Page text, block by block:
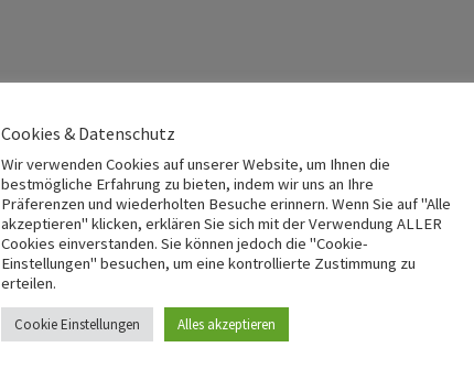
Cookies & Datenschutz
Wir verwenden Cookies auf unserer Website, um Ihnen die
bestmögliche Erfahrung zu bieten, indem wir uns an Ihre
Präferenzen und wiederholten Besuche erinnern. Wenn Sie auf "Alle
akzeptieren" klicken, erklären Sie sich mit der Verwendung ALLER
Cookies einverstanden. Sie können jedoch die "Cookie-
Einstellungen" besuchen, um eine kontrollierte Zustimmung zu
erteilen.
Cookie Einstellungen Alles akzeptieren